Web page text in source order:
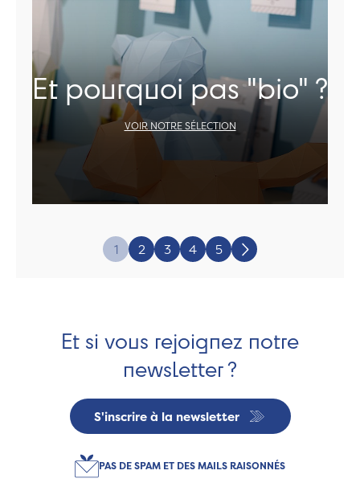
Et pourquoi pas "bio" ?
VOIR NOTRE SÉLECTION
1 2 3 4 5 Suivant
Et si vous rejoignez notre
newsletter ?
S'inscrire à la newsletter
PAS DE SPAM ET DES MAILS RAISONNÉS